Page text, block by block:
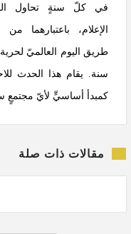
في كلّ سنةٍ تحاول
الإعلام، باعتبارهما من
طريق اليوم العالميّ لحرية
سنة. يقام هذا الحدث
كمبدأ أساسيٍّ لأيّ مجتمعٍ
مقالات ذات صلة